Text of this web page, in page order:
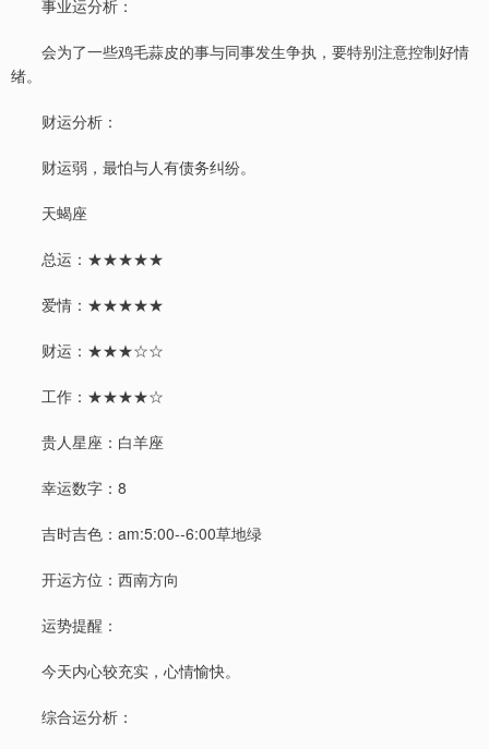
事业运分析：
会为了一些鸡毛蒜皮的事与同事发生争执，要特别注意控制好情
绪。
财运分析：
财运弱，最怕与人有债务纠纷。
天蝎座
总运：★★★★★
爱情：★★★★★
财运：★★★☆☆
工作：★★★★☆
贵人星座：白羊座
幸运数字：8
吉时吉色：am:5:00--6:00草地绿
开运方位：西南方向
运势提醒：
今天内心较充实，心情愉快。
综合运分析：